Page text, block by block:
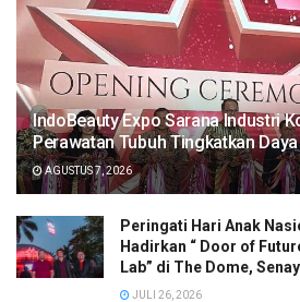
IndoBeauty Expo Sarana Industri
Perawatan Tubuh Tingkatkan
AGUSTUS 7, 2026
Peringati Hari Anak
Hadirkan “ Door of
Lab” di The Dome,
JULI 26, 2026